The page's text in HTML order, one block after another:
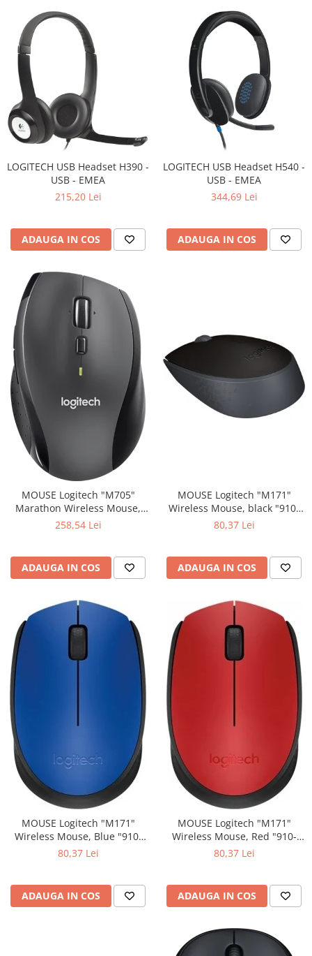
LOGITECH USB Headset H390 -
USB - EMEA
215,20 Lei
ADAUGA IN COS
LOGITECH USB Headset H540 -
USB - EMEA
344,69 Lei
ADAUGA IN COS
MOUSE Logitech "M705"
Marathon Wireless Mouse,
black "910-001949" (include
258,54 Lei
ADAUGA IN COS
MOUSE Logitech "M171"
Wireless Mouse, black "910-
80,37 Lei
ADAUGA IN COS
MOUSE Logitech "M171"
Wireless Mouse, Blue "910-
80,37 Lei
ADAUGA IN COS
MOUSE Logitech "M171"
Wireless Mouse, Red "910-
80,37 Lei
ADAUGA IN COS